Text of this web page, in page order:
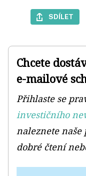
SDÍLET
Chcete
e-mailové
Přihlaste se
investičního
naleznete
dobré čtení